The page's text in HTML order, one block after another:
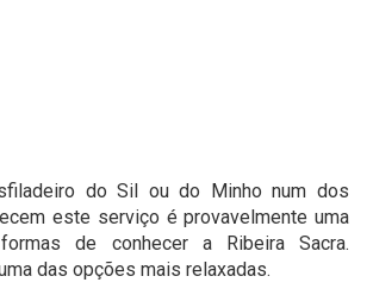
do Sil ou do Minho num dos
este serviço é provavelmente uma
de conhecer a Ribeira Sacra.
das opções mais relaxadas.